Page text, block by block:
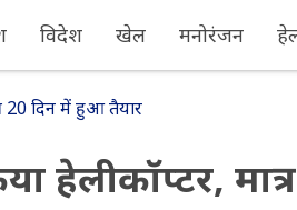
विदेश खेल मनोरंजन
20 दिन में हुआ तैयार
हेलीकॉप्टर,